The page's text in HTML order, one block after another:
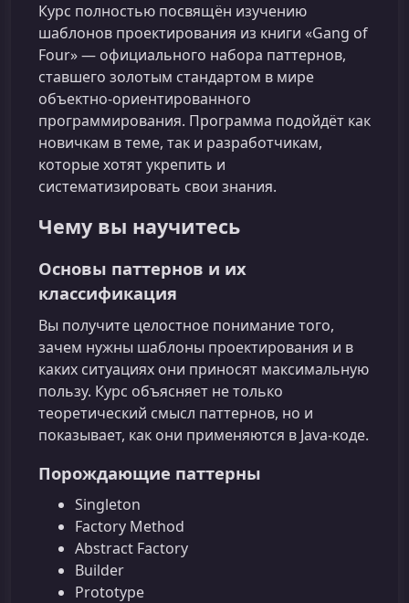
Курс полностью посвящён изучению
шаблонов проектирования из книги «Gang of
Four» — официального набора паттернов,
ставшего золотым стандартом в мире
объектно‑ориентированного
программирования. Программа подойдёт как
новичкам в теме, так и разработчикам,
которые хотят укрепить и
систематизировать свои знания.
Чему вы научитесь
Основы паттернов и их
классификация
Вы получите целостное понимание того,
зачем нужны шаблоны проектирования и в
каких ситуациях они приносят максимальную
пользу. Курс объясняет не только
теоретический смысл паттернов, но и
показывает, как они применяются в Java‑коде.
Порождающие паттерны
Singleton
Factory Method
Abstract Factory
Builder
Prototype